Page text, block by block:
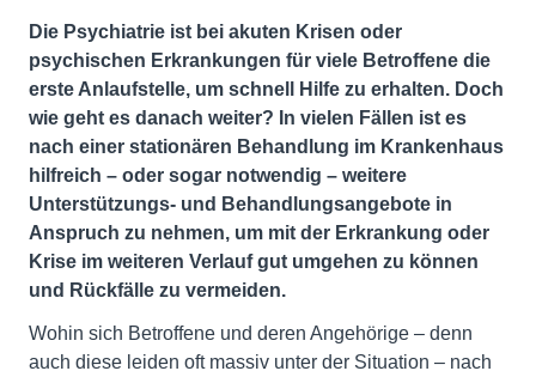
Die Psychiatrie ist bei akuten Krisen oder
psychischen Erkrankungen für viele Betroffene die
erste Anlaufstelle, um schnell Hilfe zu erhalten. Doch
wie geht es danach weiter? In vielen Fällen ist es
nach einer stationären Behandlung im Krankenhaus
hilfreich – oder sogar notwendig – weitere
Unterstützungs- und Behandlungsangebote in
Anspruch zu nehmen, um mit der Erkrankung oder
Krise im weiteren Verlauf gut umgehen zu können
und Rückfälle zu vermeiden.
Wohin sich Betroffene und deren Angehörige – denn
auch diese leiden oft massiv unter der Situation – nach